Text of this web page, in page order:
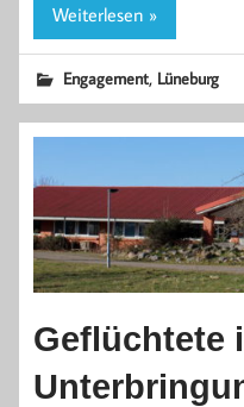
Weiterlesen »
Engagement, Lüneburg
Geflüchtete